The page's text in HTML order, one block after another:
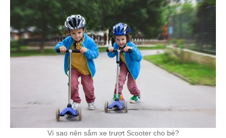
Vì sao nên sắm xe trượt Scooter cho bé?